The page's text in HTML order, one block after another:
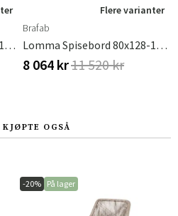
Lomma Spisebord 80x128-187 Cm Light Grey
Flere varianter
Brafab
Lomma Spisebord 80x128-187 Cm Khaki
8 064 kr11 520 kr
KJØPTE OGSÅ
-20% På lager